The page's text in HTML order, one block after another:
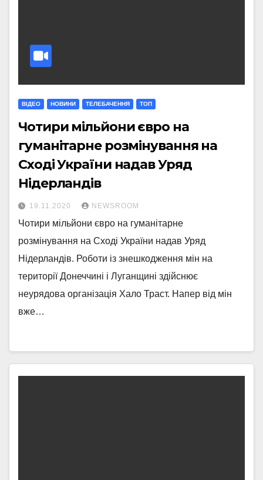
ВІДЕО НОВИНИ ТЕЛЕБАЧЕННЯ ТОП
Чотири мільйони євро на
гуманітарне розмінування на
Сході України надав Уряд
Нідерландів
19.11.2020 NEWSROOM
Чотири мільйони євро на гуманітарне
розмінування на Сході України надав Уряд
Нідерландів. Роботи із знешкодження мін на
території Донеччині і Луганщині здійснює
неурядова організація Хало Траст. Напер від мін
вже…